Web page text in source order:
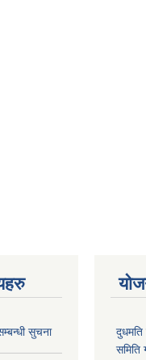
सुचना
दुधमति
समिति